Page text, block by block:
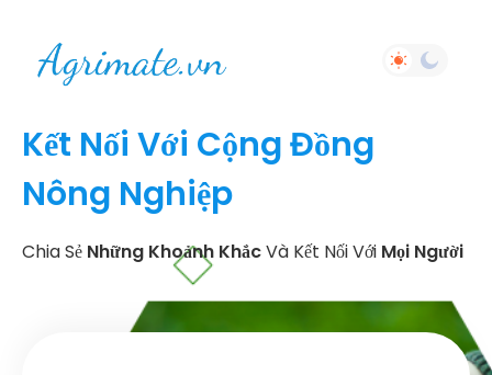
Kết Nối Với Cộng Đồng
Nông Nghiệp
Chia Sẻ Những Khoảnh KhắcVà Kết Nối Với Mọi Người